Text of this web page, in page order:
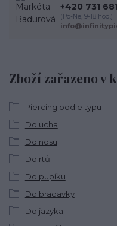
Zboží zařazeno v
Piercing podle typu
Do ucha
Do nosu
Do rtů
Do pupíku
Do bradavky
Do jazyka
+420 731
(Po-Ne, 9-18 hod.)